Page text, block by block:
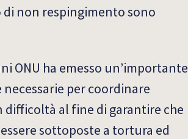
non respingimento sono
ONU ha emesso un’importante
per coordinare
difficoltà al fine di garantire che
sottoposte a tortura ed